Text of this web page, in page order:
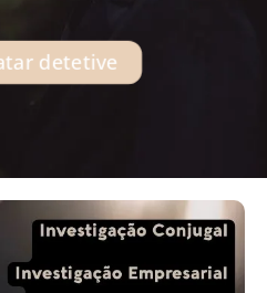
detetive